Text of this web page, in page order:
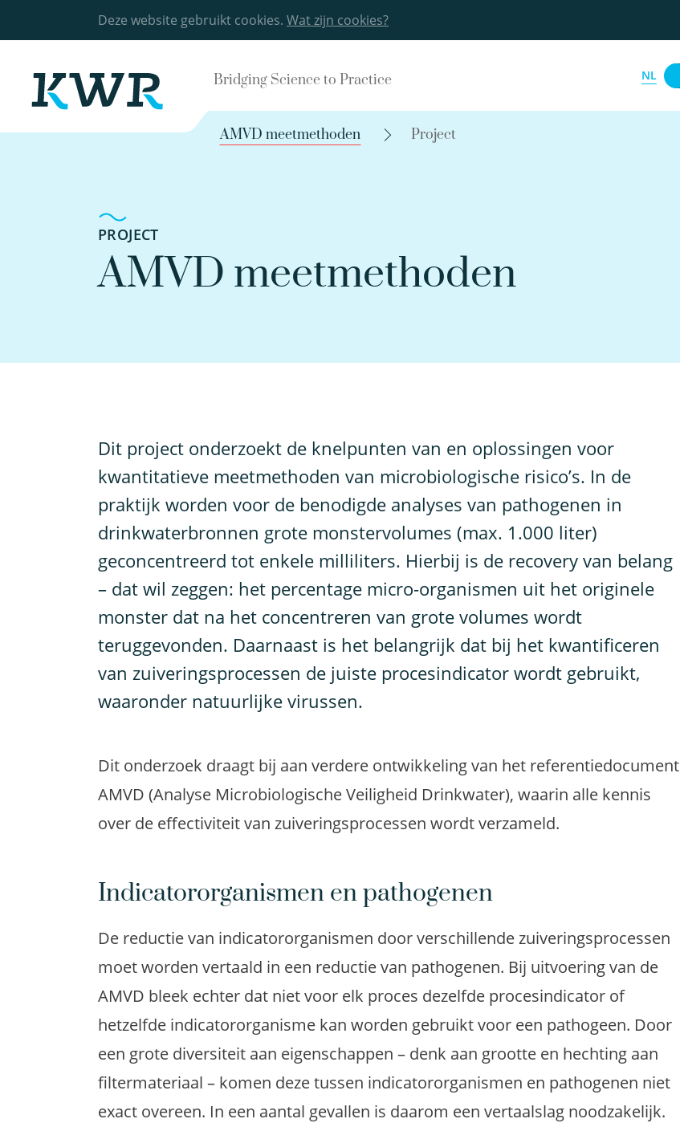
Deze website gebruikt cookies. Wat zijn cookies?
Bridging Science to Practice NL
AMVD meetmethoden Project
PROJECT
AMVD meetmethoden
Dit project onderzoekt de knelpunten van en oplossingen voor
kwantitatieve meetmethoden van microbiologische risico’s. In de
praktijk worden voor de benodigde analyses van pathogenen in
drinkwaterbronnen grote monstervolumes (max. 1.000 liter)
geconcentreerd tot enkele milliliters. Hierbij is de recovery van belang
– dat wil zeggen: het percentage micro-organismen uit het originele
monster dat na het concentreren van grote volumes wordt
teruggevonden. Daarnaast is het belangrijk dat bij het kwantificeren
van zuiveringsprocessen de juiste procesindicator wordt gebruikt,
waaronder natuurlijke virussen.
Dit onderzoek draagt bij aan verdere ontwikkeling van het referentiedocument
AMVD (Analyse Microbiologische Veiligheid Drinkwater), waarin alle kennis
over de effectiviteit van zuiveringsprocessen wordt verzameld.
Indicatororganismen en pathogenen
De reductie van indicatororganismen door verschillende zuiveringsprocessen
moet worden vertaald in een reductie van pathogenen. Bij uitvoering van de
AMVD bleek echter dat niet voor elk proces dezelfde procesindicator of
hetzelfde indicatororganisme kan worden gebruikt voor een pathogeen. Door
een grote diversiteit aan eigenschappen – denk aan grootte en hechting aan
filtermateriaal – komen deze tussen indicatororganismen en pathogenen niet
exact overeen. In een aantal gevallen is daarom een vertaalslag noodzakelijk.